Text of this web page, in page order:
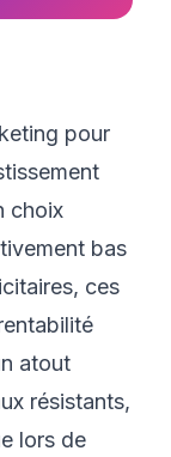
pour
choix
bas
ces
atout
résistants,
lors de